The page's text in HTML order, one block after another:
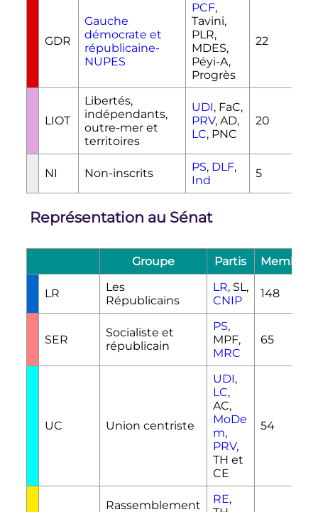
GDR
Gauche
démocrate et
républicaine-
NUPES
PCF,
Tavini,
PLR,
MDES,
Péyi-A,
Progrès
22
LIOT
Libertés,
indépendants,
outre-mer et
territoires
UDI, FaC,
PRV, AD,
LC, PNC
20
NI Non-inscrits PS, DLF,
Ind
5
Représentation au Sénat
Groupe Partis Membres
LR
Les
Républicains
LR, SL,
CNIP
148
SER
Socialiste et
républicain
PS,
MPF,
MRC
65
UC Union centriste
UDI,
LC,
AC,
MoDe
m,
PRV,
TH et
CE
54
Rassemblement
RE,